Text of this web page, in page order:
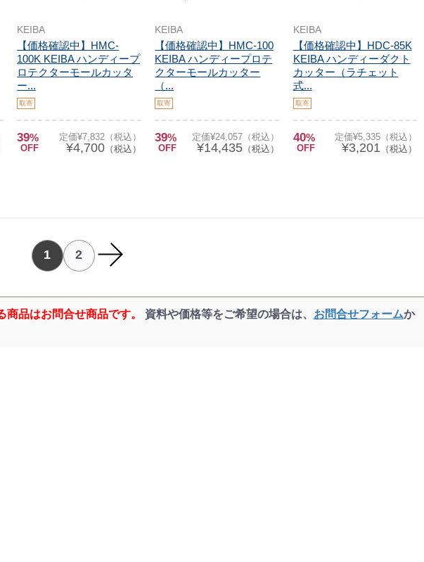
KEIBA
【価格確認中】HMC-
100K KEIBA ハンディープ
ロテクターモールカッタ
ー...
取寄
39%
OFF
定価¥7,832（税込）
¥4,700（税込）
KEIBA
【価格確認中】HMC-100
KEIBA ハンディープロテ
クターモールカッター
（...
取寄
39%
OFF
定価¥24,057（税込）
¥14,435（税込）
KEIBA
【価格確認中】HDC-85K
KEIBA ハンディーダクト
カッター（ラチェット
式...
取寄
40%
OFF
定価¥5,335（税込）
¥3,201 （税込）
1 2
品はお問合せ商品です。 資料や価格等をご希望の場合は、 お問合せフォームか